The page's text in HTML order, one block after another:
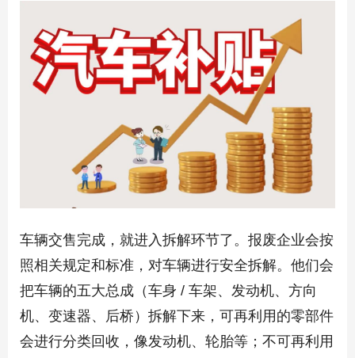
车辆交售完成，就进入拆解环节了。报废企业会按
照相关规定和标准，对车辆进行安全拆解。他们会
把车辆的五大总成（车身 / 车架、发动机、方向
机、变速器、后桥）拆解下来，可再利用的零部件
会进行分类回收，像发动机、轮胎等；不可再利用